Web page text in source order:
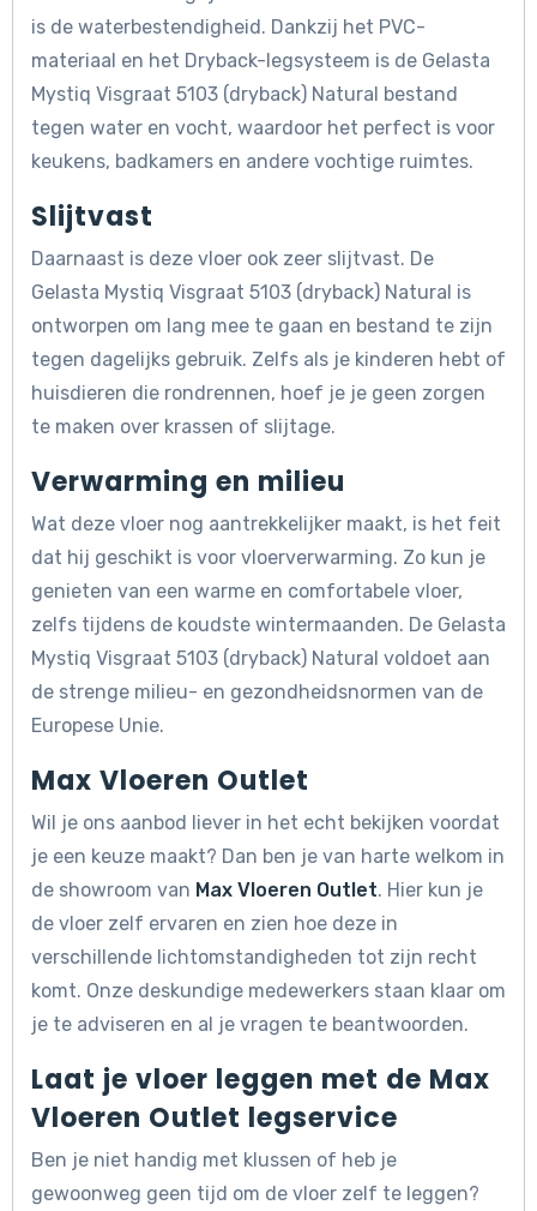
is de waterbestendigheid. Dankzij het PVC-
materiaal en het Dryback-legsysteem is de Gelasta
Mystiq Visgraat 5103 (dryback) Natural bestand
tegen water en vocht, waardoor het perfect is voor
keukens, badkamers en andere vochtige ruimtes.
Slijtvast
Daarnaast is deze vloer ook zeer slijtvast. De
Gelasta Mystiq Visgraat 5103 (dryback) Natural is
ontworpen om lang mee te gaan en bestand te zijn
tegen dagelijks gebruik. Zelfs als je kinderen hebt of
huisdieren die rondrennen, hoef je je geen zorgen
te maken over krassen of slijtage.
Verwarming en milieu
Wat deze vloer nog aantrekkelijker maakt, is het feit
dat hij geschikt is voor vloerverwarming. Zo kun je
genieten van een warme en comfortabele vloer,
zelfs tijdens de koudste wintermaanden. De Gelasta
Mystiq Visgraat 5103 (dryback) Natural voldoet aan
de strenge milieu- en gezondheidsnormen van de
Europese Unie.
Max Vloeren Outlet
Wil je ons aanbod liever in het echt bekijken voordat
je een keuze maakt? Dan ben je van harte welkom in
de showroom van Max Vloeren Outlet. Hier kun je
de vloer zelf ervaren en zien hoe deze in
verschillende lichtomstandigheden tot zijn recht
komt. Onze deskundige medewerkers staan klaar om
je te adviseren en al je vragen te beantwoorden.
Laat je vloer leggen met de Max
Vloeren Outlet legservice
Ben je niet handig met klussen of heb je
gewoonweg geen tijd om de vloer zelf te leggen?